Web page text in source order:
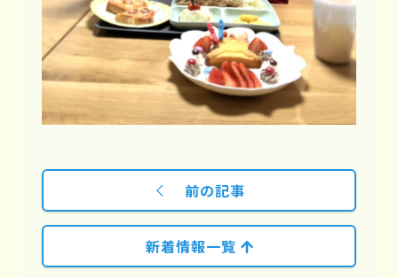
前の記事
新着情報一覧